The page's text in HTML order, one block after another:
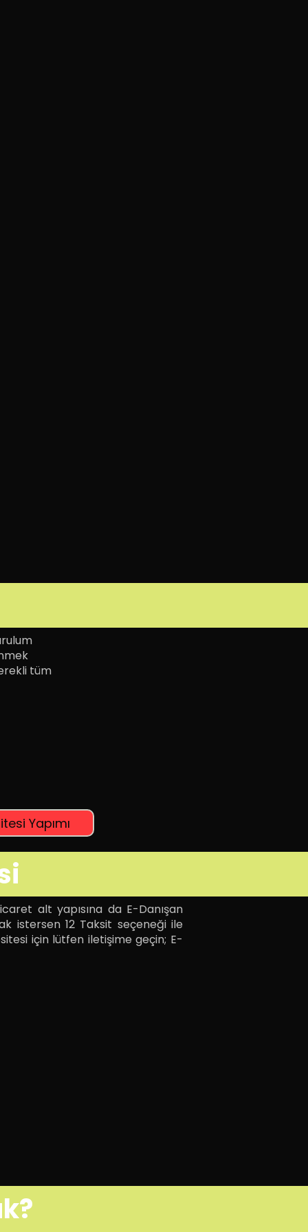
tüm
Yapımı
alt yapısına da E-Danışan
istersen 12 Taksit seçeneği ile
için lütfen iletişime geçin; E-